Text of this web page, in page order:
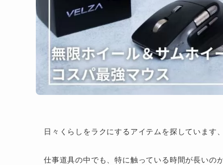
日々くらしをラクにするアイテムを探しています
仕事道具の中でも、特に触っている時間が長いの